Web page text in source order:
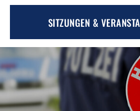
SITZUNGEN &